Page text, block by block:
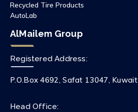
Recycled Tire Products
AutoLab
AlMailem Group
Registered Address:
P.O.Box 4692, Safat 13047, Kuwait
Head Office: